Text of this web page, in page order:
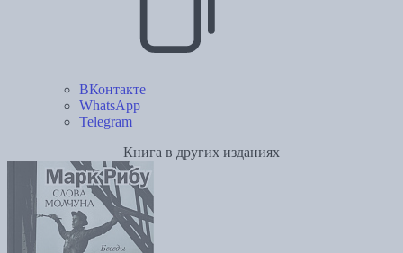
ВКонтакте
WhatsApp
Telegram
Книга в других изданиях